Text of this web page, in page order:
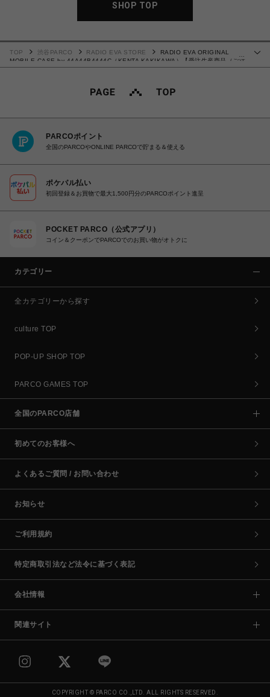
SHOP TOP
TOP 渋谷PARCO RADIO EVA STORE
RADIO EVA ORIGINAL
MOBILE CASE by 44A44B4444C（KENTA KAKIKAWA）【受注生産商品（ご注
文から30～50日でお届け予定）】
PARCOポイント
全国のPARCOやONLINE PARCOで貯まる＆使える
ポケパル払い
初回登録＆お買物で最大1,500円分のPARCOポイント進呈
POCKET PARCO（公式アプリ）
コイン＆クーポンでPARCOでのお買い物がオトクに
カテゴリー
全カテゴリーから探す
culture TOP
POP-UP SHOP TOP
PARCO GAMES TOP
全国のPARCO店舗
初めてのお客様へ
よくあるご質問 / お問い合わせ
お知らせ
ご利用規約
特定商取引法など法令に基づく表記
会社情報
関連サイト
COPYRIGHT © PARCO CO.,LTD. ALL RIGHTS RESERVED.